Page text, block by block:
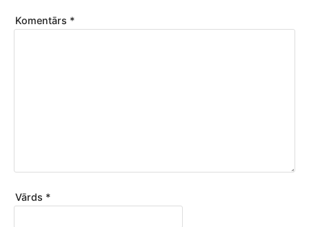
e
Komentārs *
Vārds *